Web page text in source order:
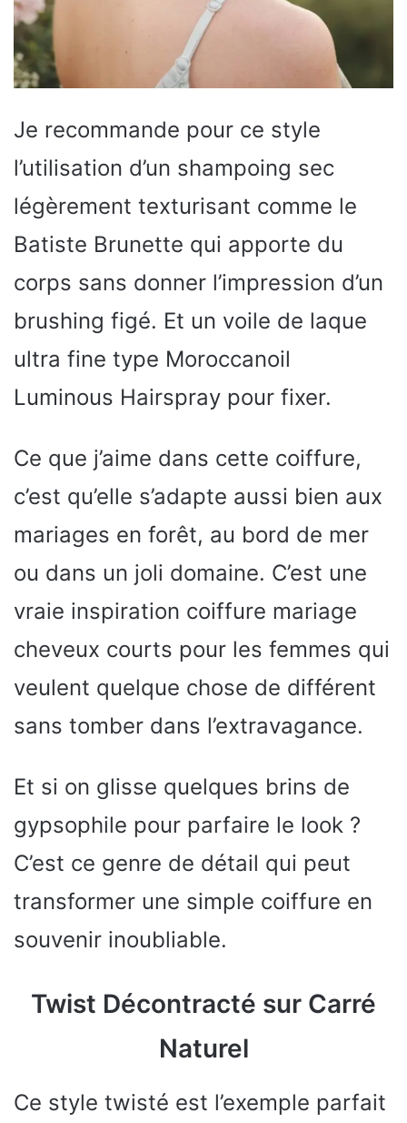
Je recommande pour ce style
l’utilisation d’un shampoing sec
légèrement texturisant comme le
Batiste Brunette qui apporte du
corps sans donner l’impression d’un
brushing figé. Et un voile de laque
ultra fine type Moroccanoil
Luminous Hairspray pour fixer.
Ce que j’aime dans cette coiffure,
c’est qu’elle s’adapte aussi bien aux
mariages en forêt, au bord de mer
ou dans un joli domaine. C’est une
vraie inspiration coiffure mariage
cheveux courts pour les femmes qui
veulent quelque chose de différent
sans tomber dans l’extravagance.
Et si on glisse quelques brins de
gypsophile pour parfaire le look ?
C’est ce genre de détail qui peut
transformer une simple coiffure en
souvenir inoubliable.
Twist Décontracté sur Carré
Naturel
Ce style twisté est l’exemple parfait